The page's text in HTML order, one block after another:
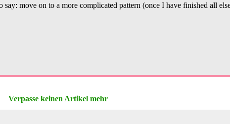
move on to a more complicated pattern (once I have finished all
Verpasse keinen Artikel mehr